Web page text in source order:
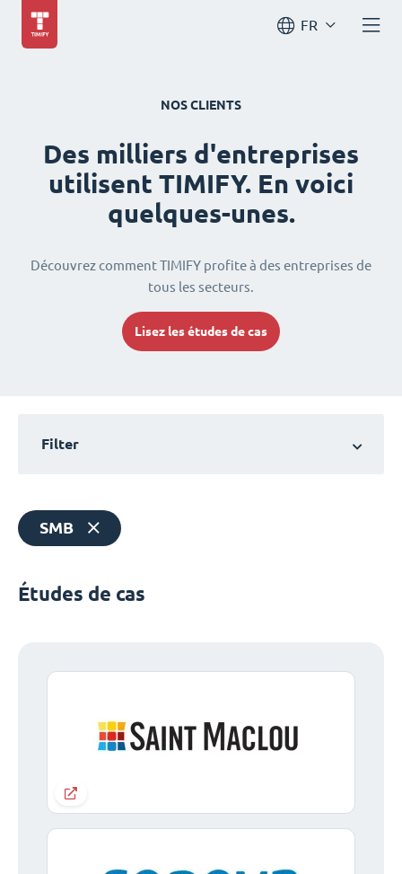
FR
NOS CLIENTS
Des milliers d'entreprises
utilisent TIMIFY. En voici
quelques-unes.
Découvrez comment TIMIFY profite à des entreprises de
tous les secteurs.
Lisez les études de cas
Filter
SMB
Études de cas